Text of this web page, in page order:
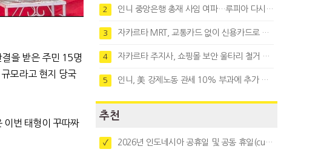
을 받은 주민 15명
모라고 현지 당국
이번 태형이 꾸따짜
2 인니 중앙은행 총재 사임 여파…루피아 다시 1만8천대로 약세
3 자카르타 MRT, 교통카드 없이 신용카드로 바로 탄다
4 자카르타 주지사, 쇼핑몰 보안 울타리 철거 요청…"치안 문제없다"
5 인니, 美 강제노동 관세 10% 부과에 추가 협상 착수
추천
✓ 2026년 인도네시아 공휴일 및 공동 휴일(cuti bersama)